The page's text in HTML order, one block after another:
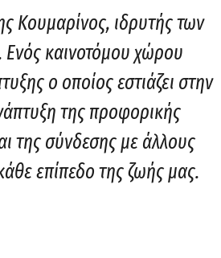
Κουμαρίνος, ιδρυτής των
Ενός καινοτόμου χώρου
ο οποίος εστιάζει στην
της προφορικής
της σύνδεσης με άλλους
επίπεδο της ζωής μας.